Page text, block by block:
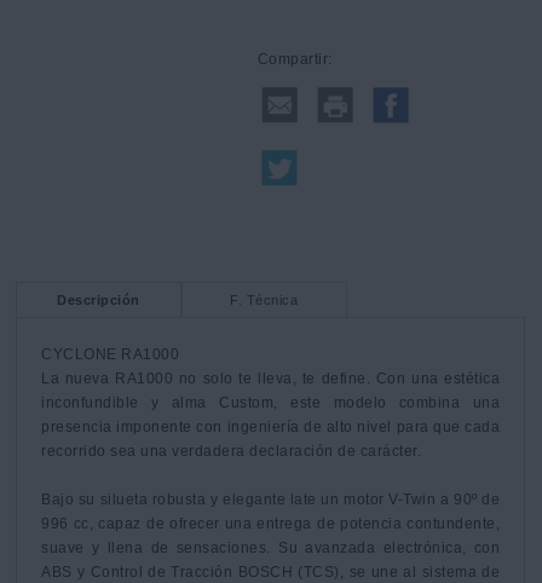
Compartir:
Descripción F. Técnica
CYCLONE RA1000
La nueva RA1000 no solo te lleva, te define. Con una estética
inconfundible y alma Custom, este modelo combina una
presencia imponente con ingeniería de alto nivel para que cada
recorrido sea una verdadera declaración de carácter.
Bajo su silueta robusta y elegante late un motor V-Twin a 90º de
996 cc, capaz de ofrecer una entrega de potencia contundente,
suave y llena de sensaciones. Su avanzada electrónica, con
ABS y Control de Tracción BOSCH (TCS), se une al sistema de